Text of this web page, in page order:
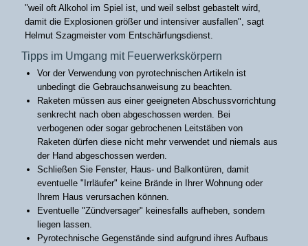
"weil oft Alkohol im Spiel ist, und weil selbst gebastelt wird,
damit die Explosionen größer und intensiver ausfallen", sagt
Helmut Szagmeister vom Entschärfungsdienst.
Tipps im Umgang mit Feuerwerkskörpern
Vor der Verwendung von pyrotechnischen Artikeln ist
unbedingt die Gebrauchsanweisung zu beachten.
Raketen müssen aus einer geeigneten Abschussvorrichtung
senkrecht nach oben abgeschossen werden. Bei
verbogenen oder sogar gebrochenen Leitstäben von
Raketen dürfen diese nicht mehr verwendet und niemals aus
der Hand abgeschossen werden.
Schließen Sie Fenster, Haus- und Balkontüren, damit
eventuelle "Irrläufer" keine Brände in Ihrer Wohnung oder
Ihrem Haus verursachen können.
Eventuelle "Zündversager" keinesfalls aufheben, sondern
liegen lassen.
Pyrotechnische Gegenstände sind aufgrund ihres Aufbaus